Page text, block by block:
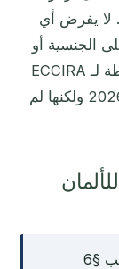
. لا يفرض أي
الجنسية أو
الاحتفاظ بها, باستثناء الإقامة الدنيا المخططة لـ ECCIRA
لمدة 30 يوماً، المُعلن عنها حالياً لمنتصف 2026 ولكنها لم
ضريبة الخروج الألمانية بموجب §6